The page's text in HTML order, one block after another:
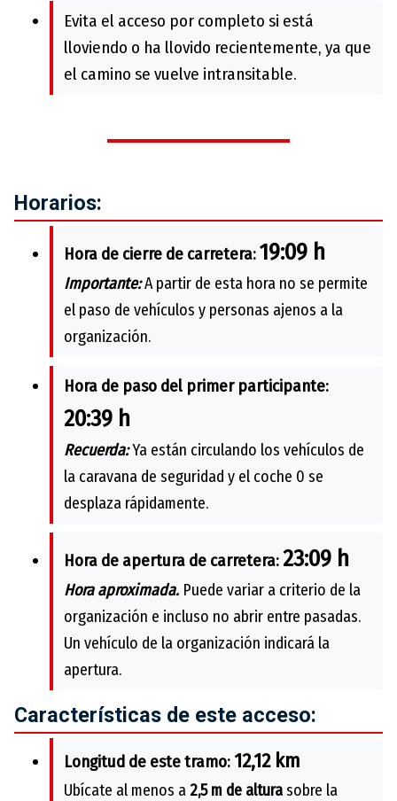
Evita el acceso por completo si está
lloviendo o ha llovido recientemente, ya que
el camino se vuelve intransitable.
Horarios:
Hora de cierre de carretera:19:09 h
Importante:A partir de esta hora no se permite
el paso de vehículos y personas ajenos a la
organización.
Hora de paso del primer participante:
20:39 h
Recuerda:Ya están circulando los vehículos de
la caravana de seguridad y el coche 0 se
desplaza rápidamente.
Hora de apertura de carretera:23:09 h
Hora aproximada. Puede variar a criterio de la
organización e incluso no abrir entre pasadas.
Un vehículo de la organización indicará la
apertura.
Características de este acceso:
Longitud de este tramo: 12,12 km
Ubícate al menos a2,5 m de alturasobre la